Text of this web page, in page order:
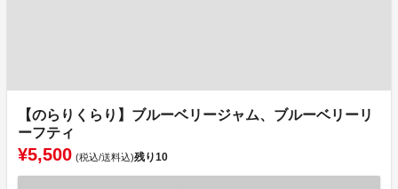
【のらりくらり】ブルーベリージャム、ブルーベリーリ
ーフティ
¥5,500 (税込/送料込)残り10